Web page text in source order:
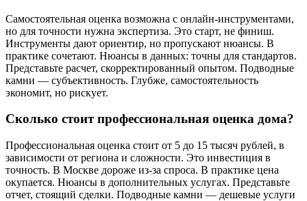
Самостоятельная оценка возможна с онлайн-инструментами,
но для точности нужна экспертиза. Это старт, не финиш.
Инструменты дают ориентир, но пропускают нюансы. В
практике сочетают. Нюансы в данных: точны для стандартов.
Представьте расчет, скорректированный опытом. Подводные
камни — субъективность. Глубже, самостоятельность
экономит, но рискует.
Сколько стоит профессиональная оценка дома?
Профессиональная оценка стоит от 5 до 15 тысяч рублей, в
зависимости от региона и сложности. Это инвестиция в
точность. В Москве дороже из-за спроса. В практике цена
окупается. Нюансы в дополнительных услугах. Представьте
отчет, стоящий сделки. Подводные камни — дешевые услуги